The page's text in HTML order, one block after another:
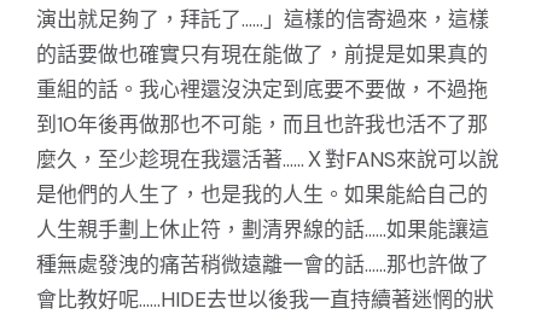
演出就足夠了，拜託了……」這樣的信寄過來，這樣
的話要做也確實只有現在能做了，前提是如果真的
重組的話。我心裡還沒決定到底要不要做，不過拖
到10年後再做那也不可能，而且也許我也活不了那
麼久，至少趁現在我還活著……Ｘ對FANS來說可以說
是他們的人生了，也是我的人生。如果能給自己的
人生親手劃上休止符，劃清界線的話……如果能讓這
種無處發洩的痛苦稍微遠離一會的話……那也許做了
會比教好呢……HIDE去世以後我一直持續著迷惘的狀